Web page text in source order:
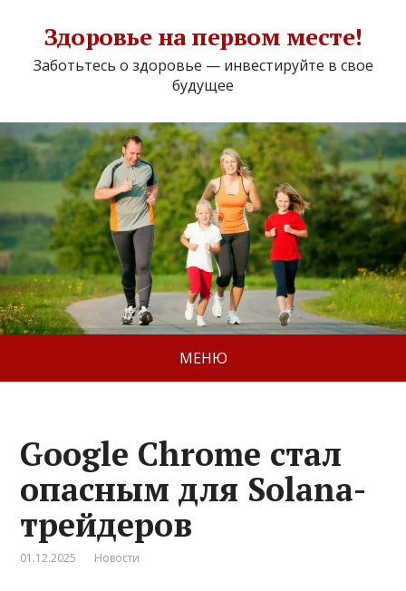
Здоровье на первом месте!
Заботьтесь о здоровье — инвестируйте в свое
будущее
МЕНЮ
Google Chrome стал
опасным для Solana-
трейдеров
01.12.2025 Новости